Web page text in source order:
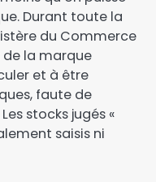
Durant toute la
du Commerce
de la marque
et à être
faute de
stocks jugés «
saisis ni